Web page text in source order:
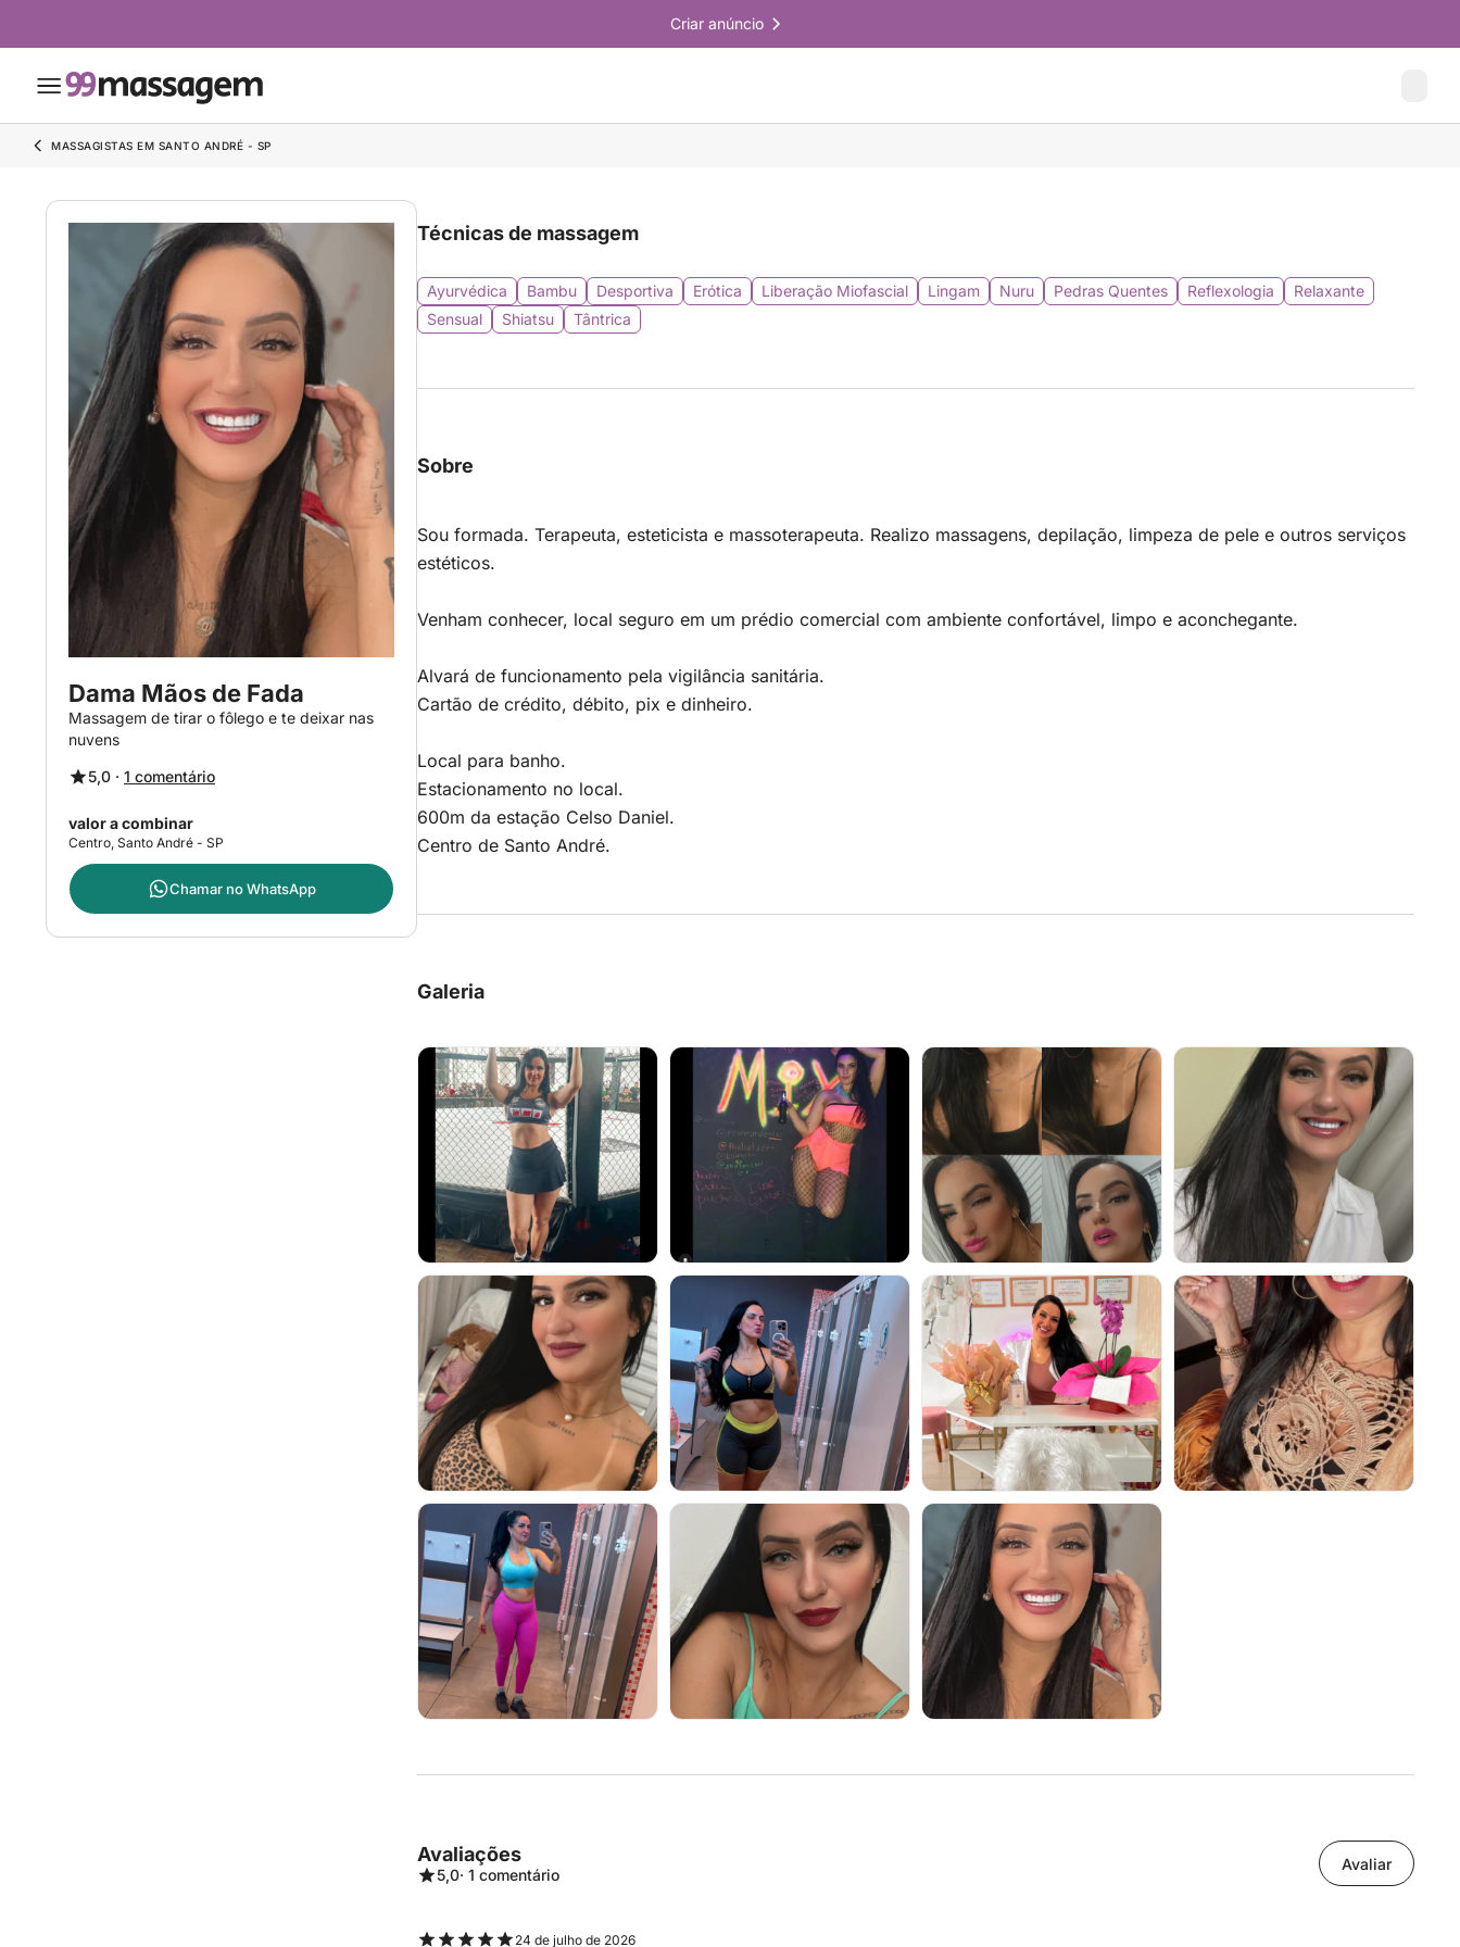
Criar anúncio
MASSAGISTAS EM SANTO ANDRÉ - SP
Dama Mãos de Fada
Massagem de tirar o fôlego e te deixar nas
nuvens
5,0 · 1 comentário
valor a combinar
Centro, Santo André - SP
Chamar noWhatsApp
Técnicas de massagem
Ayurvédica Bambu Desportiva Erótica Liberação Miofascial Lingam Nuru Pedras Quentes Reflexologia
Relaxante
Sensual
Shiatsu Tântrica
Sobre
Sou formada. Terapeuta, esteticista e massoterapeuta. Realizo massagens, depilação, limpeza de pele e outros serviços
estéticos.
Venham conhecer, local seguro em um prédio comercial com ambiente confortável, limpo e aconchegante.
Alvará de funcionamento pela vigilância sanitária.
Cartão de crédito, débito, pix e dinheiro.
Local para banho.
Estacionamento no local.
600m da estação Celso Daniel.
Centro de Santo André.
Galeria
Avaliações
5,0· 1 comentário
Avaliar
24 de julho de 2026